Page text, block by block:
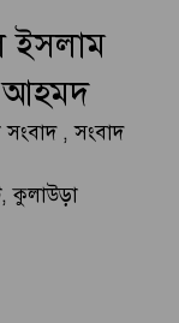
ইসলাম
আহমদ
, সংবাদ
কুলাউড়া